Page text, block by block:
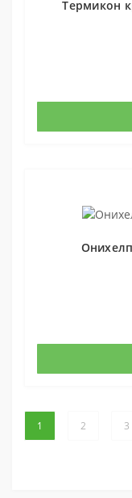
Термикон
1 2 3